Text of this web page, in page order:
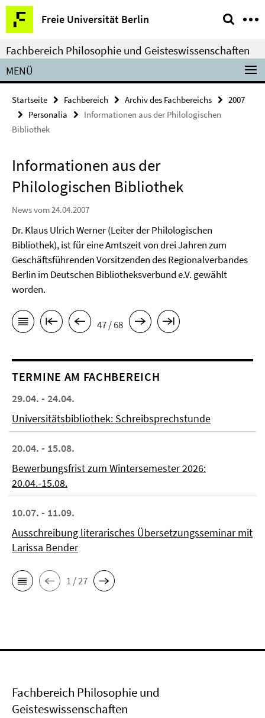
Springe
direkt
zu
Inhalt
Freie Universität Berlin
Service-
Navigation
Fachbereich Philosophie und Geisteswissenschaften
MENÜ
Startseite Fachbereich Archiv des Fachbereichs
2007
Personalia
Informationen aus der Philologischen
Bibliothek
Informationen aus der
Philologischen Bibliothek
News vom 24.04.2007
Dr. Klaus Ulrich Werner (Leiter der Philologischen
Bibliothek), ist für eine Amtszeit von drei Jahren zum
Geschäftsführenden Vorsitzenden des Regionalverbandes
Berlin im Deutschen Bibliotheksverbund e.V. gewählt
worden.
47 / 68
TERMINE AM FACHBEREICH
29.04. - 24.04.
Universitätsbibliothek: Schreibsprechstunde
20.04. - 15.08.
Bewerbungsfrist zum Wintersemester 2026:
20.04.-15.08.
10.07. - 11.09.
Ausschreibung literarisches Übersetzungsseminar mit
Larissa Bender
1 / 27
Fachbereich Philosophie und
Geisteswissenschaften